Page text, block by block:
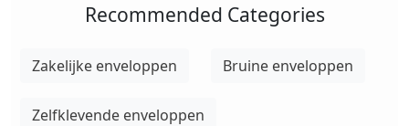
Recommended Categories
Zakelijke enveloppen Bruine enveloppen
Zelfklevende enveloppen